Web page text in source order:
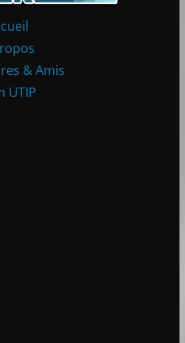
& Amis
UTIP